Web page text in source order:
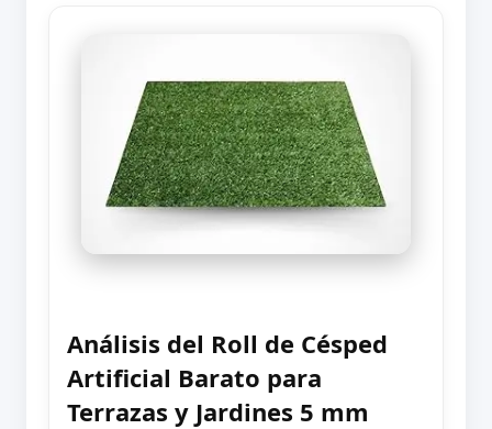
Análisis del Roll de Césped
Artificial Barato para
Terrazas y Jardines 5 mm